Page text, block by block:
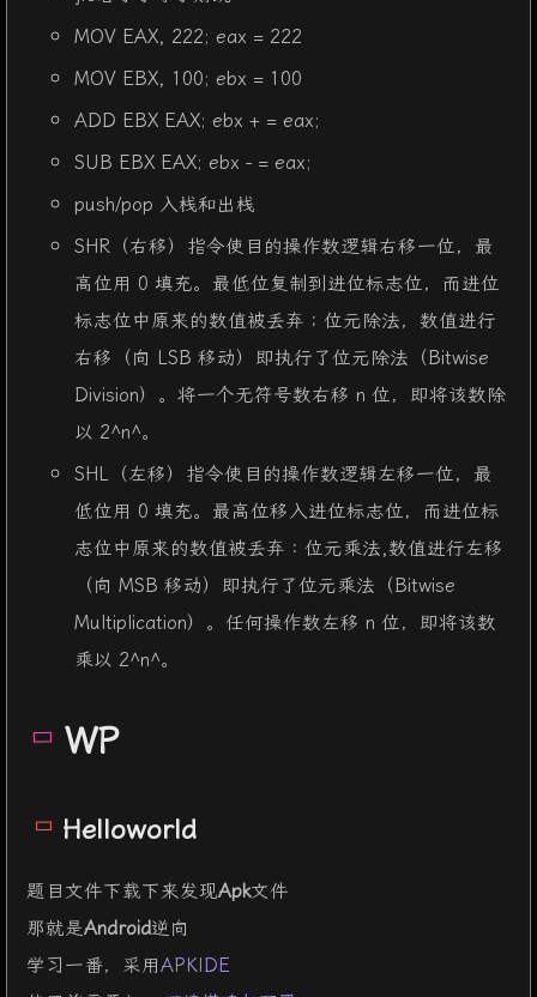
MOV EAX, 222; eax = 222
MOV EBX, 100; ebx = 100
ADD EBX EAX; ebx + = eax;
SUB EBX EAX; ebx - = eax;
push/pop 入栈和出栈
SHR（右移）指令使目的操作数逻辑右移一位，最
高位用 0 填充。最低位复制到进位标志位，而进位
标志位中原来的数值被丢弃；位元除法，数值进行
右移（向 LSB 移动）即执行了位元除法（Bitwise
Division）。将一个无符号数右移 n 位，即将该数除
以 2^n^。
SHL（左移）指令使目的操作数逻辑左移一位，最
低位用 0 填充。最高位移入进位标志位，而进位标
志位中原来的数值被丢弃：位元乘法,数值进行左移
（向 MSB 移动）即执行了位元乘法（Bitwise
Multiplication）。任何操作数左移 n 位，即将该数
乘以 2^n^。
WP
Helloworld
题目文件下载下来发现Apk文件
那就是Android逆向
学习一番，采用APKIDE